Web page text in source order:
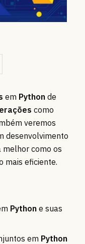
em Python de
como
veremos
desenvolvimento
melhor como os
mais eficiente.
Python e suas
em Python